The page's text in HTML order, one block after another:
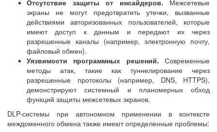
Отсутствие защиты от инсайдеров. Межсетевые
экраны не могут предотвратить утечки, вызванные
действиями авторизованных пользователей, которые
имеют доступ к данным и передают их через
разрешенные каналы (например, электронную почту,
файловый обмен).
Уязвимости программных решений. Современные
методы атак, такие как туннелирование через
разрешенные протоколы (например, DNS, HTTPS),
демонстрируют системный и планомерных обход
функций защиты межсетевых экранов.
DLP-системы при автономном применении в контексте
междоменного обмена также имеют определенные проблемы: